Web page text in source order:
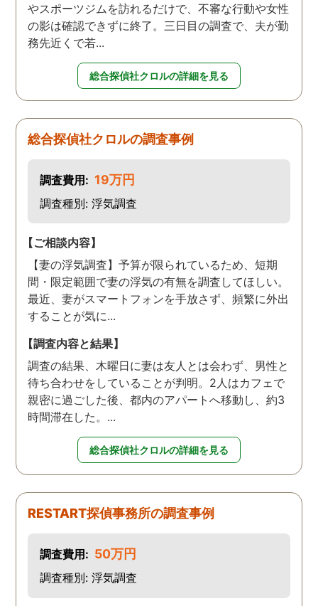
やスポーツジムを訪れるだけで、不審な行動や女性
の影は確認できずに終了。三日目の調査で、夫が勤
務先近くで若...
総合探偵社クロルの詳細を見る
総合探偵社クロルの調査事例
調査費用: 19万円
調査種別: 浮気調査
【ご相談内容】
【妻の浮気調査】予算が限られているため、短期
間・限定範囲で妻の浮気の有無を調査してほしい。
最近、妻がスマートフォンを手放さず、頻繁に外出
することが気に...
【調査内容と結果】
調査の結果、木曜日に妻は友人とは会わず、男性と
待ち合わせをしていることが判明。2人はカフェで
親密に過ごした後、都内のアパートへ移動し、約3
時間滞在した。...
総合探偵社クロルの詳細を見る
RESTART探偵事務所の調査事例
調査費用: 50万円
調査種別: 浮気調査